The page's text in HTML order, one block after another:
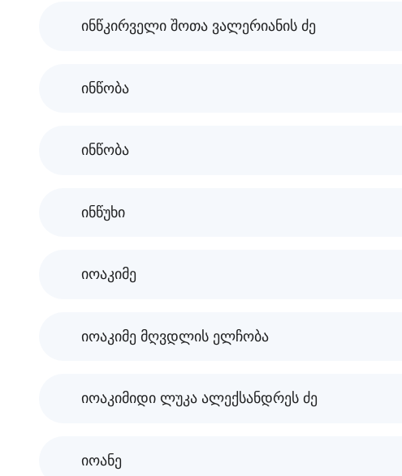
ინწკირველი შოთა ვალერიანის ძე
ინწობა
ინწობა
ინწუხი
იოაკიმე
იოაკიმე მღვდლის ელჩობა
იოაკიმიდი ლუკა ალექსანდრეს ძე
იოანე